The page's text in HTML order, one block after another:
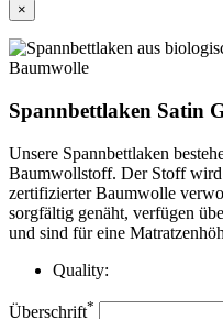
×
Spannbettlaken Satin
Unsere Spannbettlaken
Baumwollstoff. Der Stoff wird
zertifizierter Baumwolle
sorgfältig genäht, verfügen
und sind für eine
Quality:
Überschrift*